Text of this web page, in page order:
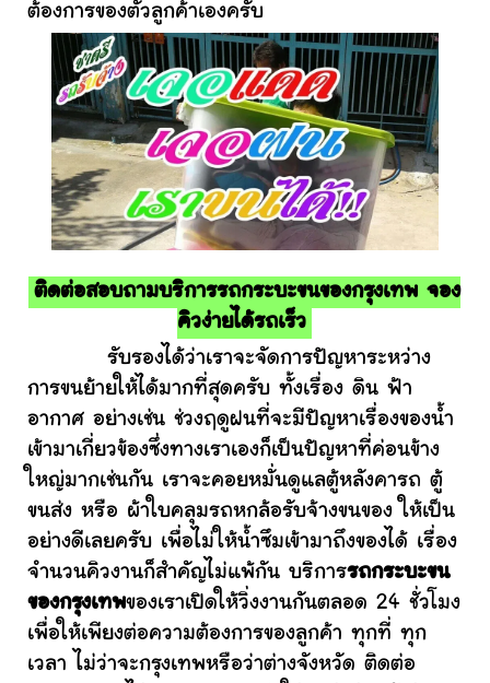
ต้องการของตัวลูกค้าเองครับ
ติดต่อสอบถามบริการรถกระบะขนของกรุงเทพ จอง
คิวง่ายได้รถเร็ว
รับรองได้ว่าเราจะจัดการปัญหาระหว่าง
การขนย้ายให้ได้มากที่สุดครับ ทั้งเรื่อง ดิน ฟ้า
อากาศ อย่างเช่น ช่วงฤดูฝนที่จะมีปัญหาเรื่องของน้ำ
เข้ามาเกี่ยวข้องซึ่งทางเราเองก็เป็นปัญหาที่ค่อนข้าง
ใหญ่มากเช่นกัน เราจะคอยหมั่นดูแลตู้หลังคารถ ตู้
ขนส่ง หรือ ผ้าใบคลุมรถหกล้อรับจ้างขนของ ให้เป็น
อย่างดีเลยครับ เพื่อไม่ให้น้ำซึมเข้ามาถึงของได้ เรื่อง
จำนวนคิวงานก็สำคัญไม่แพ้กัน บริการรถกระบะขน
ของกรุงเทพของเราเปิดให้วิ่งงานกันตลอด 24 ชั่วโมง
เพื่อให้เพียงต่อความต้องการของลูกค้า ทุกที่ ทุก
เวลา ไม่ว่าจะกรุงเทพหรือว่าต่างจังหวัด ติดต่อ